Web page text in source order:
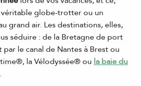
véritable globe-trotter ou un
grand air. Les destinations, elles,
séduire : de la Bretagne de port
le canal de Nantes à Brest ou
la Vélodyssée® ou la baie du
.